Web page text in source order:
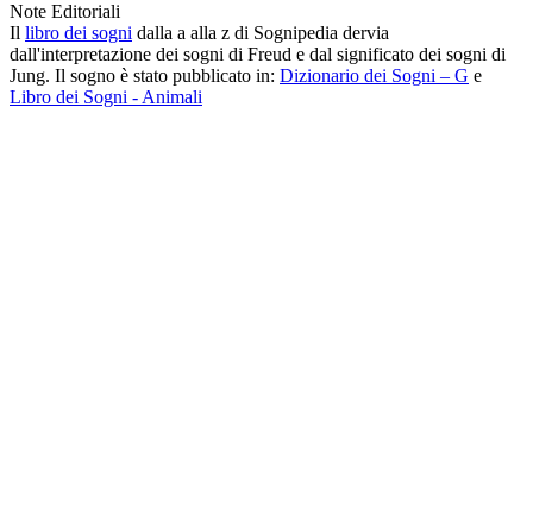
Note Editoriali
Il libro dei sogni dalla a alla z di Sognipedia dervia
dall'interpretazione dei sogni di Freud e dal significato dei sogni di
Jung. Il sogno è stato pubblicato in: Dizionario dei Sogni – G e
Libro dei Sogni - Animali